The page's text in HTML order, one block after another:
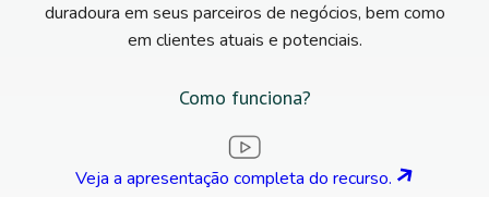
duradoura em seus parceiros de negócios, bem como
em clientes atuais e potenciais.
Como funciona?
Veja a apresentação completa do recurso.